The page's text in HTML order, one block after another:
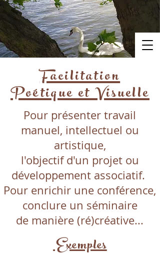
Pour présenter travail
manuel, intellectuel ou
artistique,
l'objectif d'un projet ou
développement associatif.
Pour enrichir une conférence,
conclure un séminaire
de manière (ré)créative...
Facilitation
Poétique et Visuelle
Exemples